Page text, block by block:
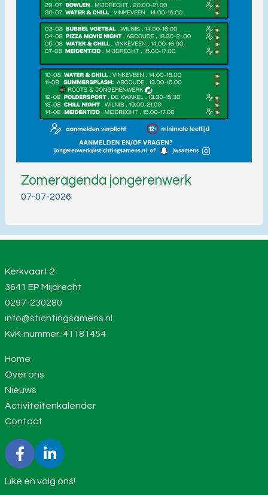
Zomeragenda jongerenwerk
07-07-2026
Kerkvaart 2
3641 EP Mijdrecht
0297-230280
info@stichtingsamens.nl
KvK-nummer: 41181454
Home
Over ons
Nieuws
Activiteitenkalender
Contact
Like en volg ons!